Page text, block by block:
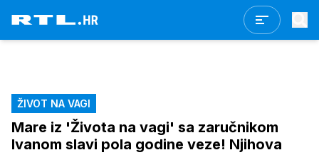
ŽIVOT NA VAGI
Mare iz 'Života na vagi' sa zaručnikom
Ivanom slavi pola godine veze! Njihova